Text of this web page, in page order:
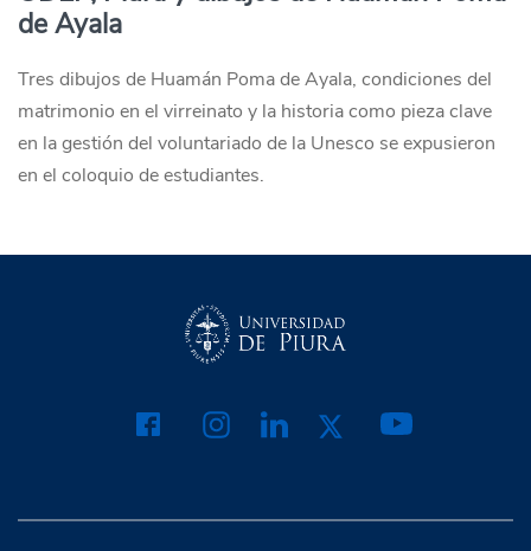
de Ayala
Tres dibujos de Huamán Poma de Ayala, condiciones del
matrimonio en el virreinato y la historia como pieza clave
en la gestión del voluntariado de la Unesco se expusieron
en el coloquio de estudiantes.